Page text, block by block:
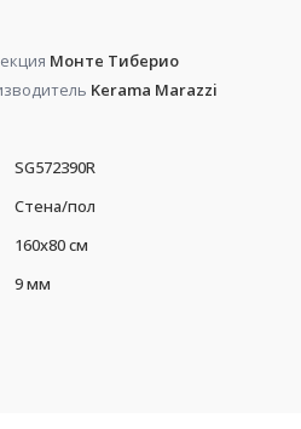
Монте Тиберио
Kerama Marazzi
SG572390R
Стена/пол
160x80 см
9 мм